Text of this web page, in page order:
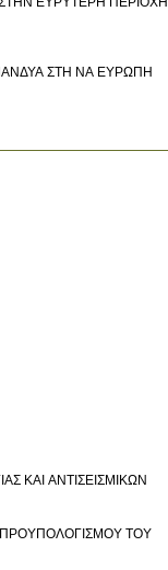
ΣΤΗ ΝΑ ΕΥΡΩΠΗ
ΚΑΙ ΑΝΤΙΣΕΙΣΜΙΚΩΝ